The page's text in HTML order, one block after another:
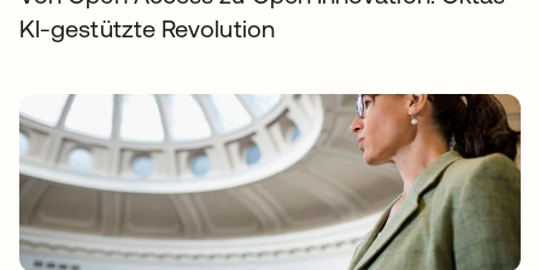
KI-gestützte Revolution